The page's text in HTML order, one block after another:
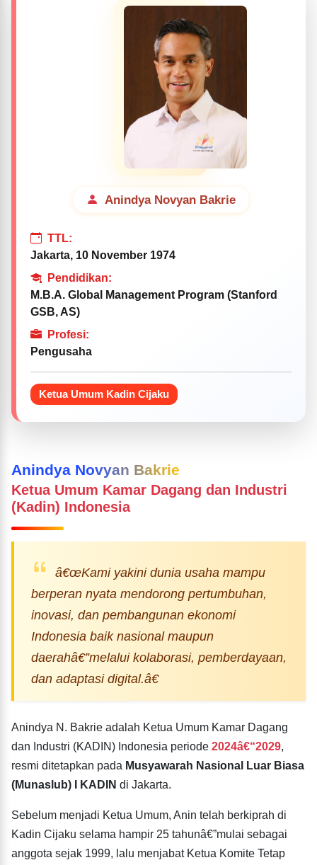
Anindya Novyan Bakrie
TTL:
Jakarta, 10 November 1974
Pendidikan:
M.B.A. Global Management Program (Stanford
GSB, AS)
Profesi:
Pengusaha
Ketua Umum Kadin Cijaku
Anindya Novyan Bakrie
Ketua Umum Kamar Dagang dan Industri
(Kadin) Indonesia
â€œKami yakini dunia usaha mampu
berperan nyata mendorong pertumbuhan,
inovasi, dan pembangunan ekonomi
Indonesia baik nasional maupun
daerahâ€”melalui kolaborasi, pemberdayaan,
dan adaptasi digital.â€
Anindya N. Bakrie adalah Ketua Umum Kamar Dagang
dan Industri (KADIN) Indonesia periode 2024â€“2029,
resmi ditetapkan pada Musyawarah Nasional Luar Biasa
(Munaslub) I KADIN di Jakarta.
Sebelum menjadi Ketua Umum, Anin telah berkiprah di
Kadin Cijaku selama hampir 25 tahunâ€”mulai sebagai
anggota sejak 1999, lalu menjabat Ketua Komite Tetap